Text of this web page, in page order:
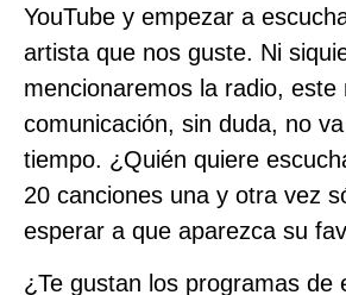
YouTube y empezar a
artista que nos guste. Ni
mencionaremos la radio, este
comunicación, sin duda, no
tiempo. ¿Quién quiere
20 canciones una y otra vez
esperar a que aparezca su
¿Te gustan los programas de